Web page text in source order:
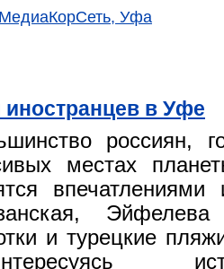
МедиаКорСеть, Уфа
в Уфе
россиян,
местах
впечатлениями
и турецкие